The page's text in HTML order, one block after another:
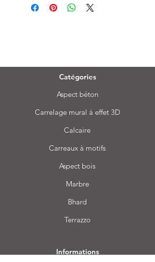
Catégories
Aspect béton
Carrelage mural à effet 3D
Calcaire
Carreaux à motifs
Aspect bois
Marbre
Bhard
Terrazzo
Informations